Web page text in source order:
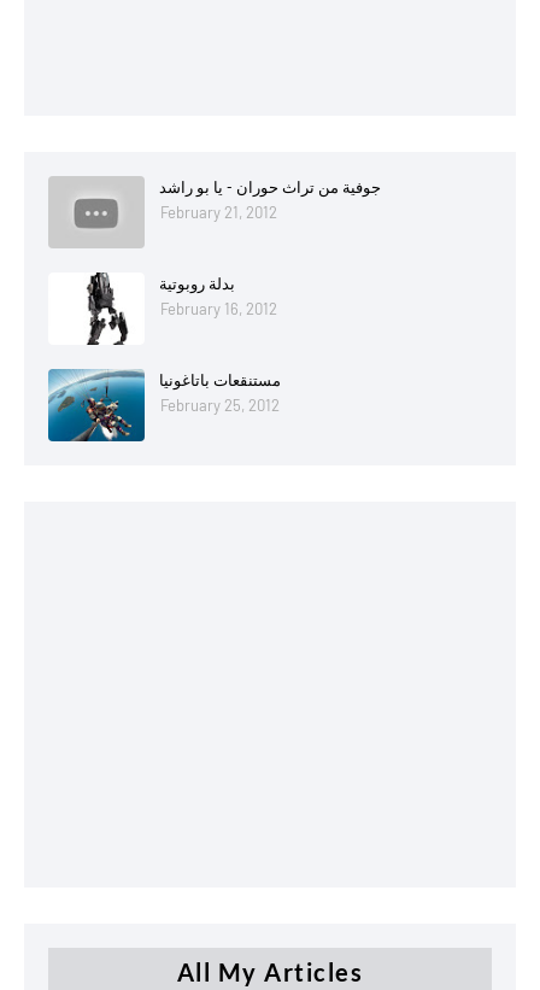
جوفية من تراث حوران - يا بو راشد
February 21, 2012
بدلة روبوتية
February 16, 2012
مستنقعات باتاغونيا
February 25, 2012
All My Articles